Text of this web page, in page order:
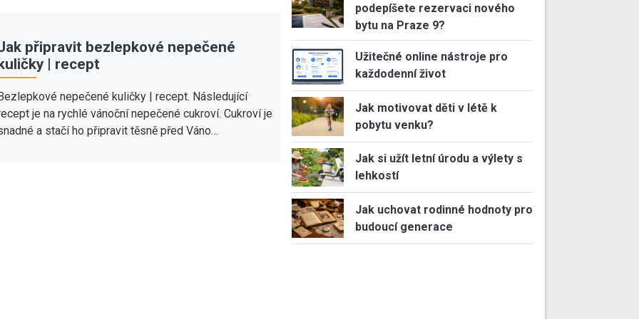
připravit bezlepkové nepečené
| recept
nepečené kuličky | recept. Následující
je na rychlé vánoční nepečené cukroví. Cukroví je
a stačí ho připravit těsně před Váno…
podepíšete rezervaci nového
bytu na Praze 9?
Užitečné online nástroje pro
každodenní život
Jak motivovat děti v létě k
pobytu venku?
Jak si užít letní úrodu a výlety s
lehkostí
Jak uchovat rodinné hodnoty pro
budoucí generace